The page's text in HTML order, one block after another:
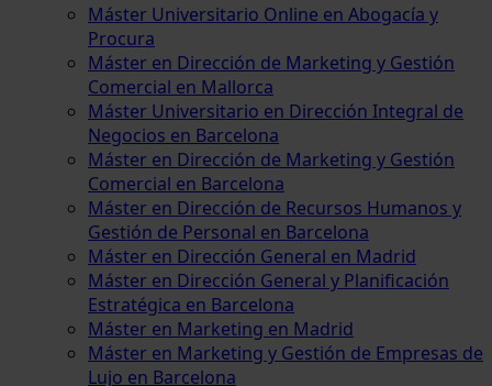
Máster Universitario Online en Abogacía y
Procura
Máster en Dirección de Marketing y Gestión
Comercial en Mallorca
Máster Universitario en Dirección Integral de
Negocios en Barcelona
Máster en Dirección de Marketing y Gestión
Comercial en Barcelona
Máster en Dirección de Recursos Humanos y
Gestión de Personal en Barcelona
Máster en Dirección General en Madrid
Máster en Dirección General y Planificación
Estratégica en Barcelona
Máster en Marketing en Madrid
Máster en Marketing y Gestión de Empresas de
Lujo en Barcelona